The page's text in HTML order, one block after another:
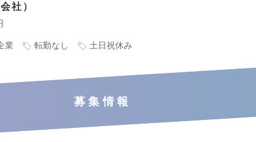
社
業 転勤なし 土日祝休み
募集情報